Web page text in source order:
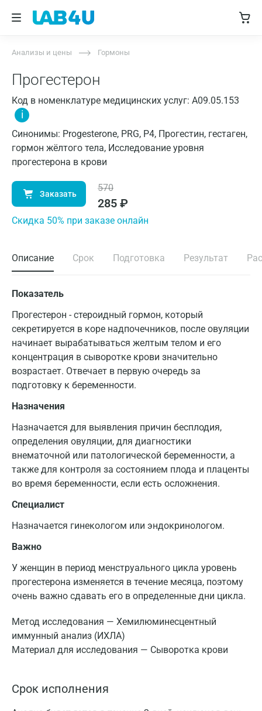
Анализы и цены Гормоны
Прогестерон
Код в номенклатуре медицинских услуг: A09.05.153
i
Синонимы: Progesterone, PRG, P4, Прогестин, гестаген,
гормон жёлтого тела, Исследование уровня
прогестерона в крови
Заказать
570
285 ₽
Cкидка 50% при заказе онлайн
Описание Срок Подготовка Результат
Показатель
Прогестерон - стероидный гормон, который
секретируется в коре надпочечников, после овуляции
начинает вырабатываться желтым телом и его
концентрация в сыворотке крови значительно
возрастает. Отвечает в первую очередь за
подготовку к беременности.
Назначения
Назначается для выявления причин бесплодия,
определения овуляции, для диагностики
внематочной или патологической беременности, а
также для контроля за состоянием плода и плаценты
во время беременности, если есть осложнения.
Специалист
Назначается гинекологом или эндокринологом.
Важно
У женщин в период менструального цикла уровень
прогестерона изменяется в течение месяца, поэтому
очень важно сдавать его в определенные дни цикла.
Метод исследования — Хемилюминесцентный
иммунный анализ (ИХЛА)
Материал для исследования — Сыворотка крови
Срок исполнения